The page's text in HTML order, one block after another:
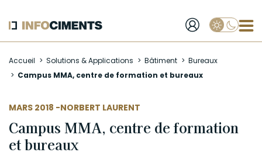
au
contenu
Accueil Solutions & Applications Bâtiment
Bureaux
Campus MMA, centre de formation et bureaux
MARS 2018 -
AUTEUR NORBERT LAURENT
Campus MMA, centre de formation
et bureaux